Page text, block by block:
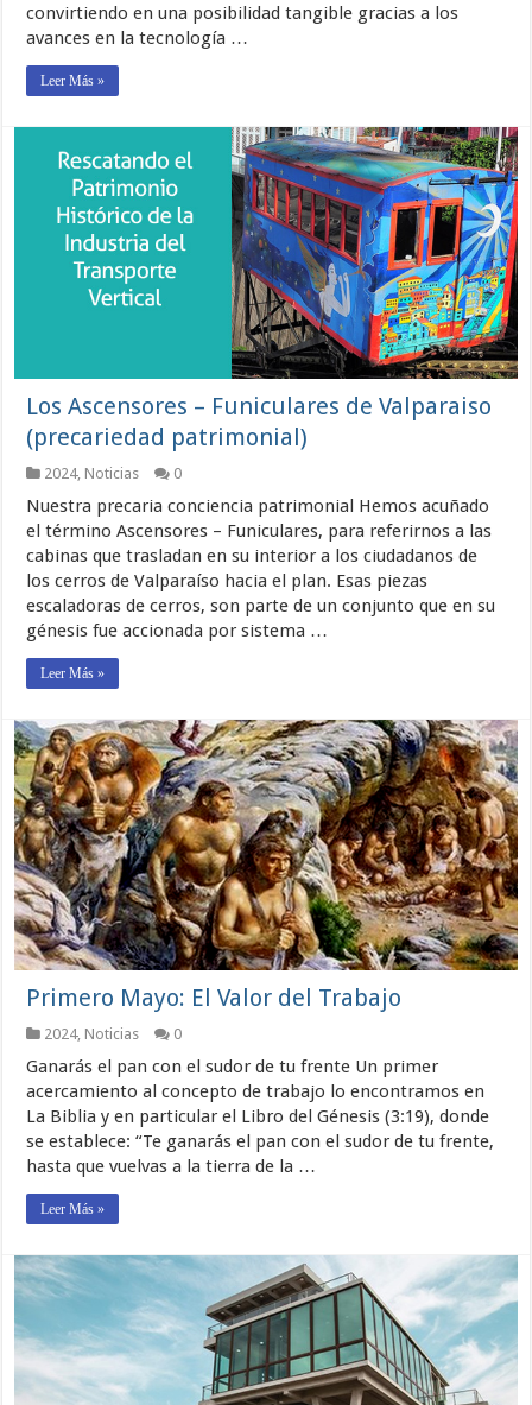
convirtiendo en una posibilidad tangible gracias a los
avances en la tecnología …
Leer Más »
Los Ascensores – Funiculares de Valparaiso
(precariedad patrimonial)
2024, Noticias 0
Nuestra precaria conciencia patrimonial Hemos acuñado
el término Ascensores – Funiculares, para referirnos a las
cabinas que trasladan en su interior a los ciudadanos de
los cerros de Valparaíso hacia el plan. Esas piezas
escaladoras de cerros, son parte de un conjunto que en su
génesis fue accionada por sistema …
Leer Más »
Primero Mayo: El Valor del Trabajo
2024, Noticias 0
Ganarás el pan con el sudor de tu frente Un primer
acercamiento al concepto de trabajo lo encontramos en
La Biblia y en particular el Libro del Génesis (3:19), donde
se establece: “Te ganarás el pan con el sudor de tu frente,
hasta que vuelvas a la tierra de la …
Leer Más »